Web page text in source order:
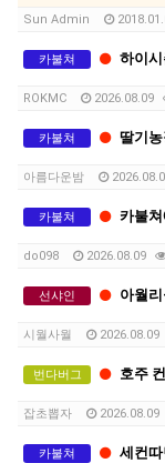
Sun Admin
카불쳐 하이시
ROKMC 2026.08.09
카불쳐 딸기농
아름다운밤
카불쳐 카불쳐에
do098 2026.08.09
선샤인 아월리+aa
시월사월 2026.08.09
번다버그 호주 컨
잡초뽑자 2026.08.09
카불쳐 세컨따